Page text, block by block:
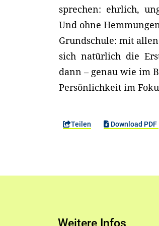
sprechen: ehrlich,
Und ohne
Grundschule: mit
sich natürlich die
dann – genau wie im
Persönlichkeit im
Teilen Download PDF
Weitere Infos